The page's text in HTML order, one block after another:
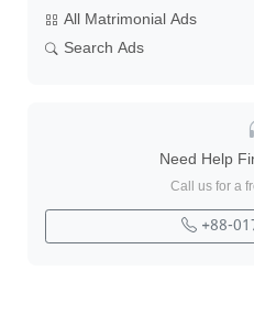
All Matrimonial Ads
Search Ads
Need Help
Call us for a
+88-